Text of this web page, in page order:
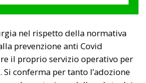
nel rispetto della normativa
prevenzione anti Covid
il proprio servizio operativo per
conferma per tanto l’adozione